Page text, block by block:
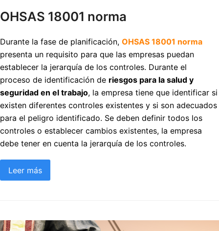
OHSAS 18001 norma
Durante la fase de planificación, OHSAS 18001 norma
presenta un requisito para que las empresas puedan
establecer la jerarquía de los controles. Durante el
proceso de identificación de riesgos para la salud y
seguridad en el trabajo, la empresa tiene que identificar si
existen diferentes controles existentes y si son adecuados
para el peligro identificado. Se deben definir todos los
controles o establecer cambios existentes, la empresa
debe tener en cuenta la jerarquía de los controles.
Leer más